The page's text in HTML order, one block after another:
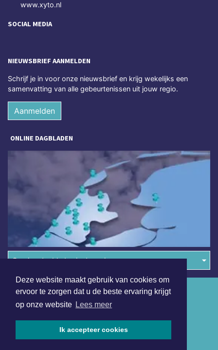
Deze website maakt gebruik van cookies om
ervoor te zorgen dat u de beste ervaring krijgt
op onze website Lees meer
Ik accepteer cookies
www.xyto.nl
SOCIAL MEDIA
NIEUWSBRIEF AANMELDEN
Schrijf je in voor onze nieuwsbrief en krijg wekelijks een
samenvatting van alle gebeurtenissen uit jouw regio.
Aanmelden
ONLINE DAGBLADEN
Overige dagbladen in de regio
Algemene voorwaarden
Disclaimer